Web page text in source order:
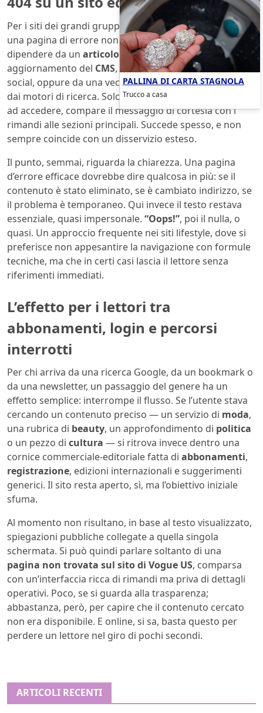
Per i siti dei grandi gruppi media, da Condé Nastin giù,
una pagina di errore non è un fatto raro. Può
dipendere da un articolo spostato, da un
aggiornamento del CMS, da un link condiviso male sui
social, oppure da una vecchia URL rimasta indicizzata
dai motori di ricerca. Solo allora, quando il lettore prova
ad accedere, compare il messaggio di cortesia con i
rimandi alle sezioni principali. Succede spesso, e non
sempre coincide con un disservizio esteso.
Il punto, semmai, riguarda la chiarezza. Una pagina
d’errore efficace dovrebbe dire qualcosa in più: se il
contenuto è stato eliminato, se è cambiato indirizzo, se
il problema è temporaneo. Qui invece il testo restava
essenziale, quasi impersonale. “Oops!”, poi il nulla, o
quasi. Un approccio frequente nei siti lifestyle, dove si
preferisce non appesantire la navigazione con formule
tecniche, ma che in certi casi lascia il lettore senza
riferimenti immediati.
L’effetto per i lettori tra
abbonamenti, login e percorsi
interrotti
Per chi arriva da una ricerca Google, da un bookmark o
da una newsletter, un passaggio del genere ha un
effetto semplice: interrompe il flusso. Se l’utente stava
cercando un contenuto preciso — un servizio di moda,
una rubrica di beauty, un approfondimento di politica
o un pezzo di cultura — si ritrova invece dentro una
cornice commerciale-editoriale fatta di abbonamenti,
registrazione, edizioni internazionali e suggerimenti
generici. Il sito resta aperto, sì, ma l’obiettivo iniziale
sfuma.
Al momento non risultano, in base al testo visualizzato,
spiegazioni pubbliche collegate a quella singola
schermata. Si può quindi parlare soltanto di una
pagina non trovata sul sito di Vogue US, comparsa
con un’interfaccia ricca di rimandi ma priva di dettagli
operativi. Poco, se si guarda alla trasparenza;
abbastanza, però, per capire che il contenuto cercato
non era disponibile. E online, si sa, basta questo per
perdere un lettore nel giro di pochi secondi.
ARTICOLI RECENTI
PALLINA DI CARTA STAGNOLA
Trucco a casa